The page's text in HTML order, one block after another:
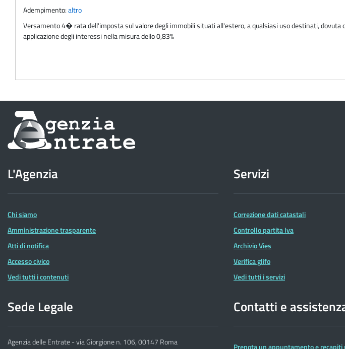
Adempimento:altro
Versamento 4� rata dell'imposta sul valore degli immobili situati all'estero, a qualsiasi uso destinati,
applicazione degli interessi nella misura dello 0,83%
Informazioni
sul
dell'Agenzia
delle
Entrate
L'Agenzia
Chi siamo
Amministrazione trasparente
Atti di notifica
Accesso civico
Vedi tutti i contenuti
Servizi
Correzione dati catastali
Controllo partita Iva
Archivio Vies
Verifica glifo
Vedi tutti i servizi
Sede Legale
Agenzia delle Entrate - via Giorgione n. 106, 00147 Roma
Contatti e